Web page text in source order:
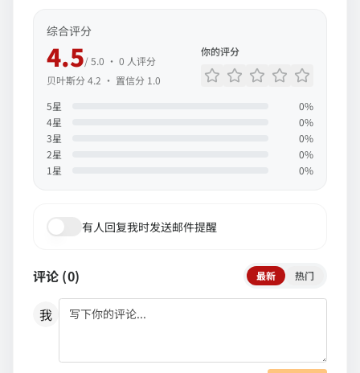
综合评分
4.5/ 5.0 · 0 人评分
贝叶斯分4.2 · 置信分 1.0
你的评分
5星 0%
4星 0%
3星 0%
2星 0%
1 星 0%
有人回复我时发送邮件提醒
评论 (0) 最新 热门
我